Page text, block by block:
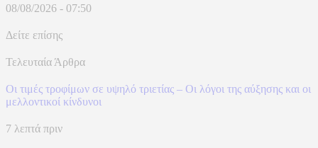
08/08/2026 - 07:50
Δείτε επίσης
Τελευταία Άρθρα
Οι τιμές τροφίμων σε υψηλό τριετίας – Οι λόγοι της αύξησης και οι
μελλοντικοί κίνδυνοι
7 λεπτά πριν